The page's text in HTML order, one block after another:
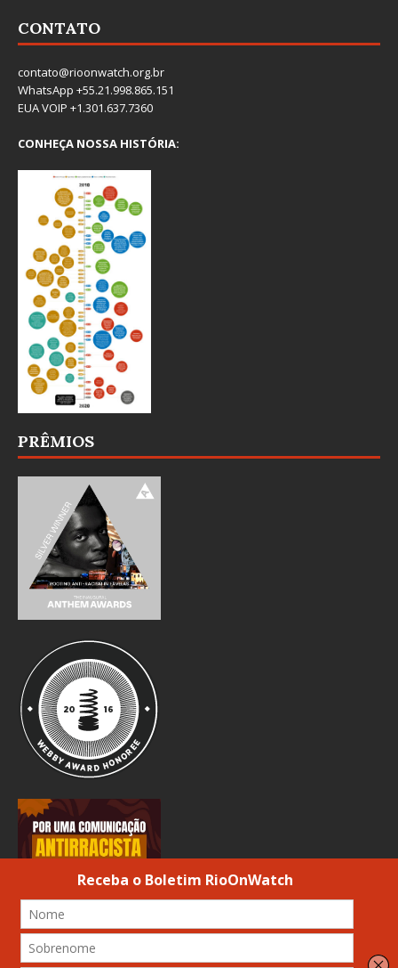
CONTATO
contato@rioonwatch.org.br
WhatsApp +55.21.998.865.151
EUA VOIP +1.301.637.7360
CONHEÇA NOSSA HISTÓRIA:
PRÊMIOS